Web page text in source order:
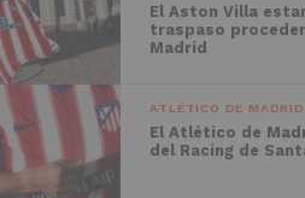
El Aston Villa
traspaso
Madrid
ATLÉTICO DE MADRID
El Atlético de
del Racing de